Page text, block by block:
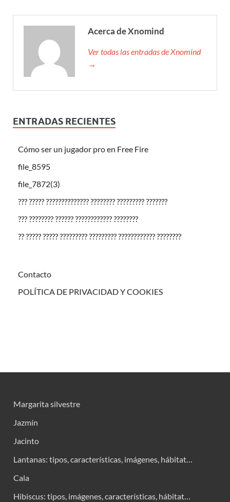
Acerca de Xnomind
Ver todas las entradas de Xnomind
→
ENTRADAS RECIENTES
Cómo ser un jugador pro en Free Fire
file_8595
file_7872(3)
??? ????? ?????????????? ???????? ????????? ???????
??? ???????? ?????? ???????????? ????????
?? ????? ????? ????????? ????????? ???????????? ????????
Contacto
POLÍTICA DE PRIVACIDAD Y COOKIES
Margarita silvestre
Jazmín
Jacinto
Lantanas: tipos, características, imágenes, hábitat…
Cala
Hibiscus: tipos, imágenes, características, hábitat…